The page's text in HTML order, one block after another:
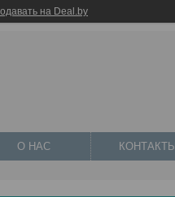
на Deal.by
О НАС КОНТАКТЫ